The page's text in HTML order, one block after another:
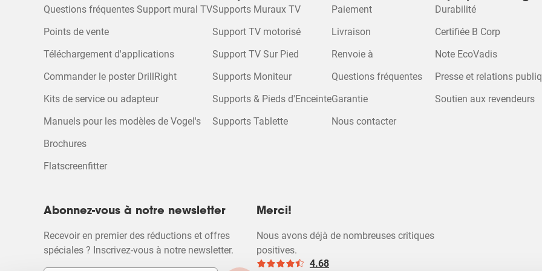
Questions fréquentes Support mural TV
Points de vente
Téléchargement d'applications
Commander le poster DrillRight
Kits de service ou adapteur
Manuels pour les modèles de Vogel's
Brochures
Flatscreenfitter
Supports Muraux TV
Support TV motorisé
Support TV Sur Pied
Supports Moniteur
Supports & Pieds d'Enceinte
Supports Tablette
Paiement
Livraison
Renvoie à
Questions fréquentes
Garantie
Nous contacter
Durabilité
Certifiée B Corp
Note EcoVadis
Presse et relations
Soutien aux revendeurs
Abonnez-vous à notre newsletter
Recevoir en premier des réductions et offres
spéciales ? Inscrivez-vous à notre newsletter.
Merci!
Nous avons déjà de nombreuses critiques
positives.
4.68